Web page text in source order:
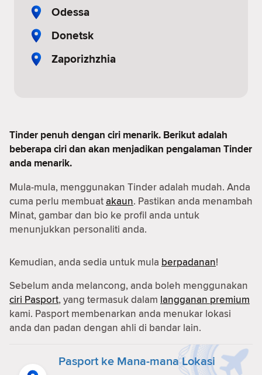
Odessa
Donetsk
Zaporizhzhia
Tinder penuh dengan ciri menarik. Berikut adalah
beberapa ciri dan akan menjadikan pengalaman Tinder
anda menarik.
Mula-mula, menggunakan Tinder adalah mudah. Anda
cuma perlu membuatakaun. Pastikan anda menambah
Minat, gambar dan bio ke profil anda untuk
menunjukkan personaliti anda.
Kemudian, anda sedia untuk mula berpadanan!
Sebelum anda melancong, anda boleh menggunakan
ciri Pasport, yang termasuk dalam langganan premium
kami. Pasport membenarkan anda menukar lokasi
anda dan padan dengan ahli di bandar lain.
Pasport ke Mana-mana Lokasi